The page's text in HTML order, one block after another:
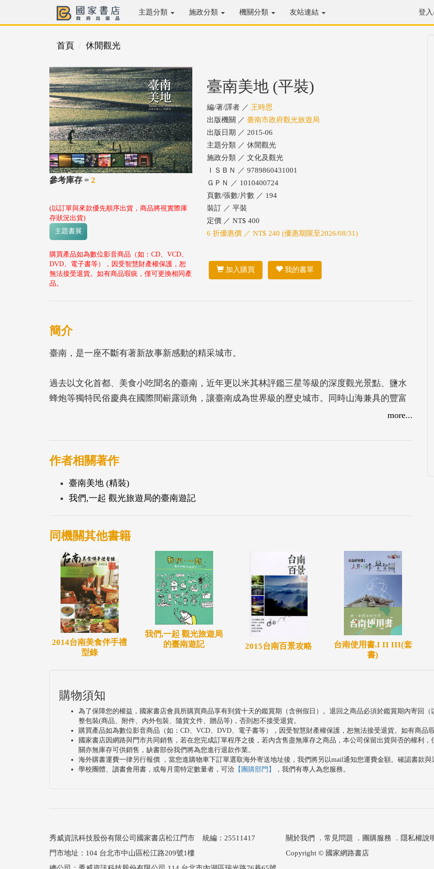
主題分類 施政分類 機關分類 友站連結 登
首頁 休閒觀光
參考庫存 = 2
(以訂單與來款優先順序出貨，商品將視實際庫
存狀況出貨)
主題書展
購買產品如為數位影音商品（如：CD、VCD、
DVD、電子書等），因受智慧財產權保護，恕
無法接受退貨。如有商品瑕疵，僅可更換相同產
品。
臺南美地 (平裝)
編/著/譯者 ／ 王時思
出版機關 ／ 臺南市政府觀光旅遊局
出版日期 ／ 2015-06
主題分類 ／ 休閒觀光
施政分類 ／ 文化及觀光
ＩＳＢＮ ／ 9789860431001
ＧＰＮ ／ 1010400724
頁數/張數/片數 ／ 194
裝訂 ／ 平裝
定價 ／ NT$ 400
6 折優惠價 ／ NT$ 240 (優惠期限至2026/08/31)
加入購買 我的書單
簡介
臺南，是一座不斷有著新故事新感動的精采城市。
過去以文化首都、美食小吃聞名的臺南，近年更以米其林評鑑三星等級的深度觀光景點、鹽水
蜂炮等獨特民俗慶典在國際間嶄露頭角，讓臺南成為世界級的歷史城市。同時山海兼具的豐富
景觀，更讓許多人看見這裡豐富的生態地景，許多電影來到這裡取景，飛越了臺南濱海扇形鹽
悅，四季城市鄉鎮景觀的美麗。自然、土地、人之間互動出萬千個故事，累積出萬千種感動。
別將1萬6千張完整呈現臺南精彩的照片節選分類，依據臺南的景觀、文化、產業、人文、地理
等特色構築捕光耀景、風染城顏、捉食富饒、磅礡美地五單元，將大臺南城市風貌與精采，濃
縮成「臺南美地」攝影專輯，展開本書的同時，也展開了一段視覺與心靈的臺南旅行。
more...
作者相關著作
臺南美地 (精裝)
我們,一起 觀光旅遊局的臺南遊記
同機關其他書籍
2014台南美食伴手禮
型錄
我們,一起 觀光旅遊局
的臺南遊記
2015台南百景攻略
台南使用書.I II III(套
書)
購物須知
為了保障您的權益，國家書店會員所購買商品享有到貨十天的鑑賞期（含例假日）。退回之商品必須於鑑賞期內寄回
整包裝(商品、附件、內外包裝、隨貨文件、贈品等)，否則恕不接受退貨。
購買產品如為數位影音商品（如：CD、VCD、DVD、電子書等），因受智慧財產權保護，恕無法接受退貨。如有商品
國家書店因網路與門市共同銷售，若在您完成訂單程序之後，若內含售盡無庫存之商品，本公司保留出貨與否的權利
關亦無庫存可供銷售，缺書部份我們將為您進行退款作業。
海外購書運費一律另行報價 ，當您進購物車下訂單選取海外寄送地址後，我們將另以mail通知您運費金額。確認書款
學校團體、讀書會用書，或每月需特定數量者，可洽 【團購部門】 ，我們有專人為您服務。
秀威資訊科技股份有限公司國家書店松江門市 統編：25511417
門市地址：104 台北市中山區松江路209號1樓
關於我們 ． 常見問題 ． 團購服務 ． 隱私權說
Copyright © 國家網路書店